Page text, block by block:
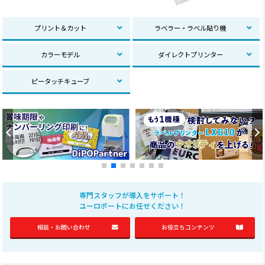
プリント＆カット ラベラー・ラベル貼り機
カラーモデル ダイレクトプリンター
ピータッチキューブ
専門スタッフが導入をサポート！
ユーロポートにお任せください！
相談・お問い合わせ お役立ちコンテンツ